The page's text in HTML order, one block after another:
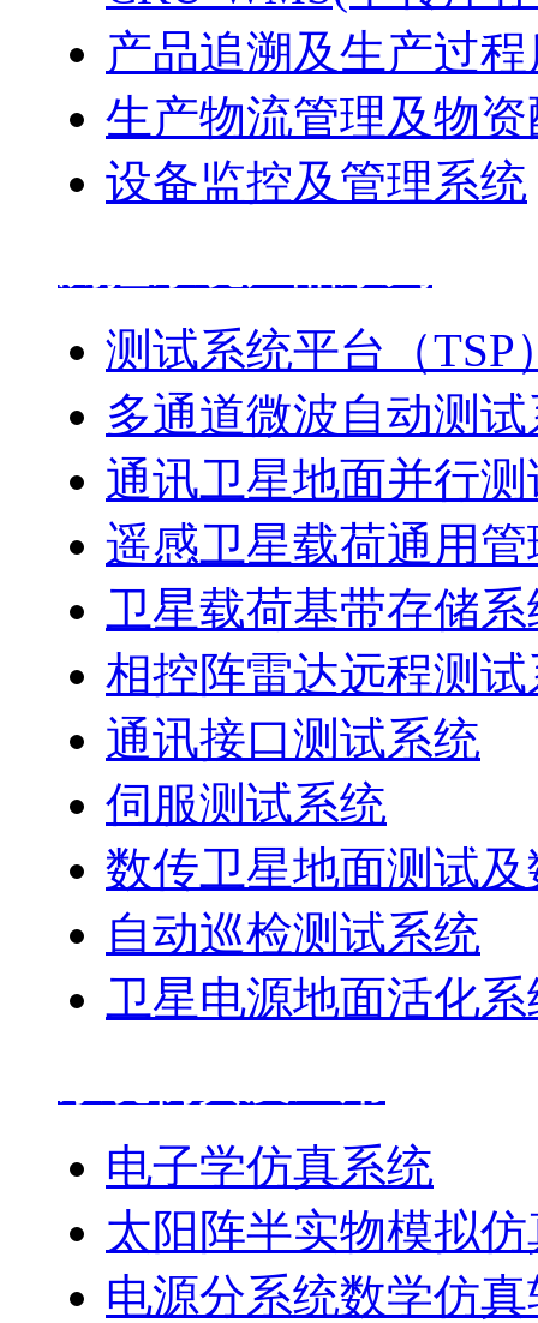
产品追溯及生产过
生产物流管理及物
设备监控及管理系统
测试系统平台（TSP
多通道微波自动测
通讯卫星地面并行
遥感卫星载荷通用
卫星载荷基带存储系
相控阵雷达远程测
通讯接口测试系统
伺服测试系统
数传卫星地面测试
自动巡检测试系统
卫星电源地面活化系
电子学仿真系统
太阳阵半实物模拟
电源分系统数学仿